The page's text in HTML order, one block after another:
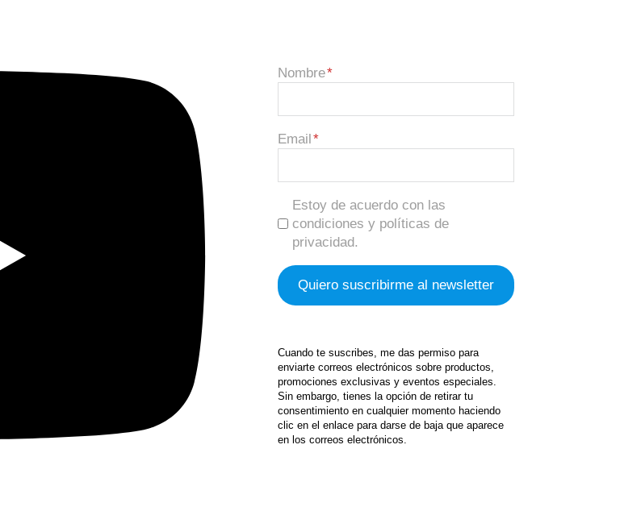
Nombre
Email
Estoy de acuerdo con las
condiciones y políticas de
privacidad.
Cuando te suscribes, me das permiso para
enviarte correos electrónicos sobre productos,
promociones exclusivas y eventos especiales.
Sin embargo, tienes la opción de retirar tu
consentimiento en cualquier momento haciendo
clic en el enlace para darse de baja que aparece
en los correos electrónicos.